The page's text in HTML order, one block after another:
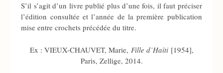
S’il s’agit d’un livre publié plus d’une fois, il faut préciser
l’édition consultée et l’année de la première publication
mise entre crochets précédée du titre.
Ex : VIEUX-CHAUVET, Marie, Fille d’Haïti[1954],
Paris, Zellige, 2014.